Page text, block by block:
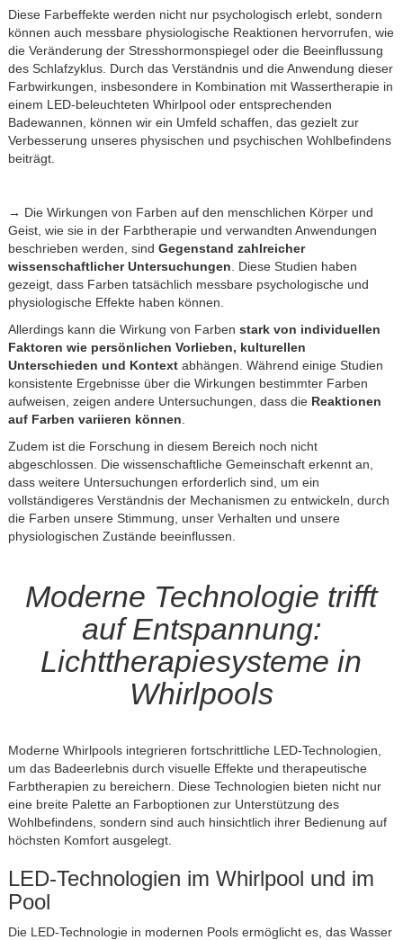
Diese Farbeffekte werden nicht nur psychologisch erlebt, sondern
können auch messbare physiologische Reaktionen hervorrufen, wie
die Veränderung der Stresshormonspiegel oder die Beeinflussung
des Schlafzyklus. Durch das Verständnis und die Anwendung dieser
Farbwirkungen, insbesondere in Kombination mit Wassertherapie in
einem LED-beleuchteten Whirlpool oder entsprechenden
Badewannen, können wir ein Umfeld schaffen, das gezielt zur
Verbesserung unseres physischen und psychischen Wohlbefindens
beiträgt.
→ Die Wirkungen von Farben auf den menschlichen Körper und
Geist, wie sie in der Farbtherapie und verwandten Anwendungen
beschrieben werden, sind Gegenstand zahlreicher
wissenschaftlicher Untersuchungen. Diese Studien haben
gezeigt, dass Farben tatsächlich messbare psychologische und
physiologische Effekte haben können.
Allerdings kann die Wirkung von Farben stark von individuellen
Faktoren wie persönlichen Vorlieben, kulturellen
Unterschieden und Kontextabhängen. Während einige Studien
konsistente Ergebnisse über die Wirkungen bestimmter Farben
aufweisen, zeigen andere Untersuchungen, dass die Reaktionen
auf Farben variieren können.
Zudem ist die Forschung in diesem Bereich noch nicht
abgeschlossen. Die wissenschaftliche Gemeinschaft erkennt an,
dass weitere Untersuchungen erforderlich sind, um ein
vollständigeres Verständnis der Mechanismen zu entwickeln, durch
die Farben unsere Stimmung, unser Verhalten und unsere
physiologischen Zustände beeinflussen.
Moderne Technologie trifft
auf Entspannung:
Lichttherapiesysteme in
Whirlpools
Moderne Whirlpools integrieren fortschrittliche LED-Technologien,
um das Badeerlebnis durch visuelle Effekte und therapeutische
Farbtherapien zu bereichern. Diese Technologien bieten nicht nur
eine breite Palette an Farboptionen zur Unterstützung des
Wohlbefindens, sondern sind auch hinsichtlich ihrer Bedienung auf
höchsten Komfort ausgelegt.
LED-Technologien im Whirlpool und im
Pool
Die LED-Technologie in modernen Pools ermöglicht es, das Wasser